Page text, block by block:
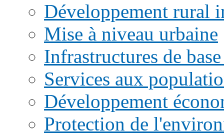
Développement rural
Mise à niveau urbaine
Infrastructures de
Services aux
Développement
Protection de